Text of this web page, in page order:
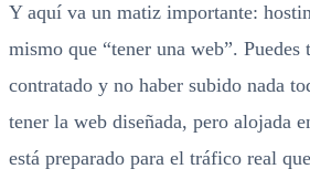
Y aquí va un matiz importante:
mismo que “tener una web”. Puedes
contratado y no haber subido nada
tener la web diseñada, pero alojada
está preparado para el tráfico real